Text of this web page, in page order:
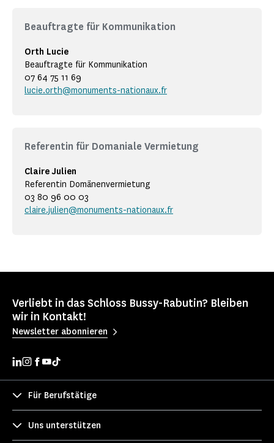
Beauftragte für Kommunikation
Orth Lucie
Beauftragte für Kommunikation
07 64 75 11 69
lucie.orth@monuments-nationaux.fr
Referentin für Domaniale Vermietung
Claire Julien
Referentin Domänenvermietung
03 80 96 00 03
claire.julien@monuments-nationaux.fr
Verliebt in das Schloss Bussy-Rabutin? Bleiben
wir in Kontakt!
Newsletter abonnieren
Für Berufstätige
Uns unterstützen